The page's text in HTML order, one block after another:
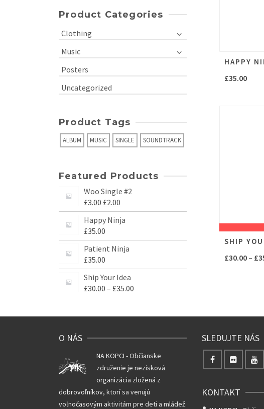
HAPPY
£35.00
SHIP
£30.00 – £
Product Categories
Clothing
Music
Posters
Uncategorized
Product Tags
ALBUM MUSIC SINGLE SOUNDTRACK
Featured Products
Woo Single #2
£3.00 £2.00
Happy Ninja
£35.00
Patient Ninja
£35.00
Ship Your Idea
£30.00 – £35.00
O NÁS
NA KOPCI - Občianske
združenie je nezisková
organizácia zložená z
dobrovoľníkov, ktorí sa venujú
voľnočasovým aktivitám pre deti a mládež.
SLEDUJTE NÁS
KONTAKT